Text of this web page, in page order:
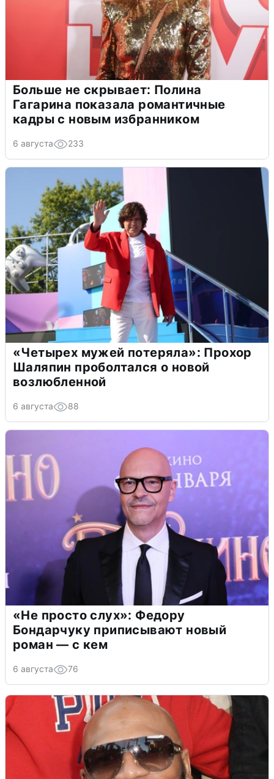
Больше не скрывает: Полина
Гагарина показала романтичные
кадры с новым избранником
6 августа 233
«Четырех мужей потеряла»: Прохор
Шаляпин проболтался о новой
возлюбленной
6 августа 88
«Не просто слух»: Федору
Бондарчуку приписывают новый
роман — с кем
6 августа 76